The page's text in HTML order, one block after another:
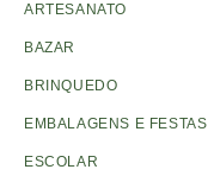
ARTESANATO
BAZAR
BRINQUEDO
EMBALAGENS E FESTAS
ESCOLAR